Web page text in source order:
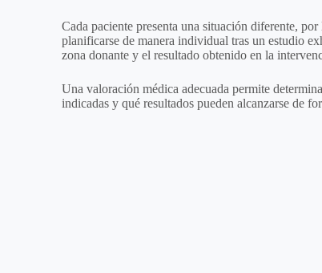
Cada paciente presenta una situación diferente,
planificarse de manera individual tras un estudio
zona donante y el resultado obtenido en la
Una valoración médica adecuada permite
indicadas y qué resultados pueden alcanzarse de